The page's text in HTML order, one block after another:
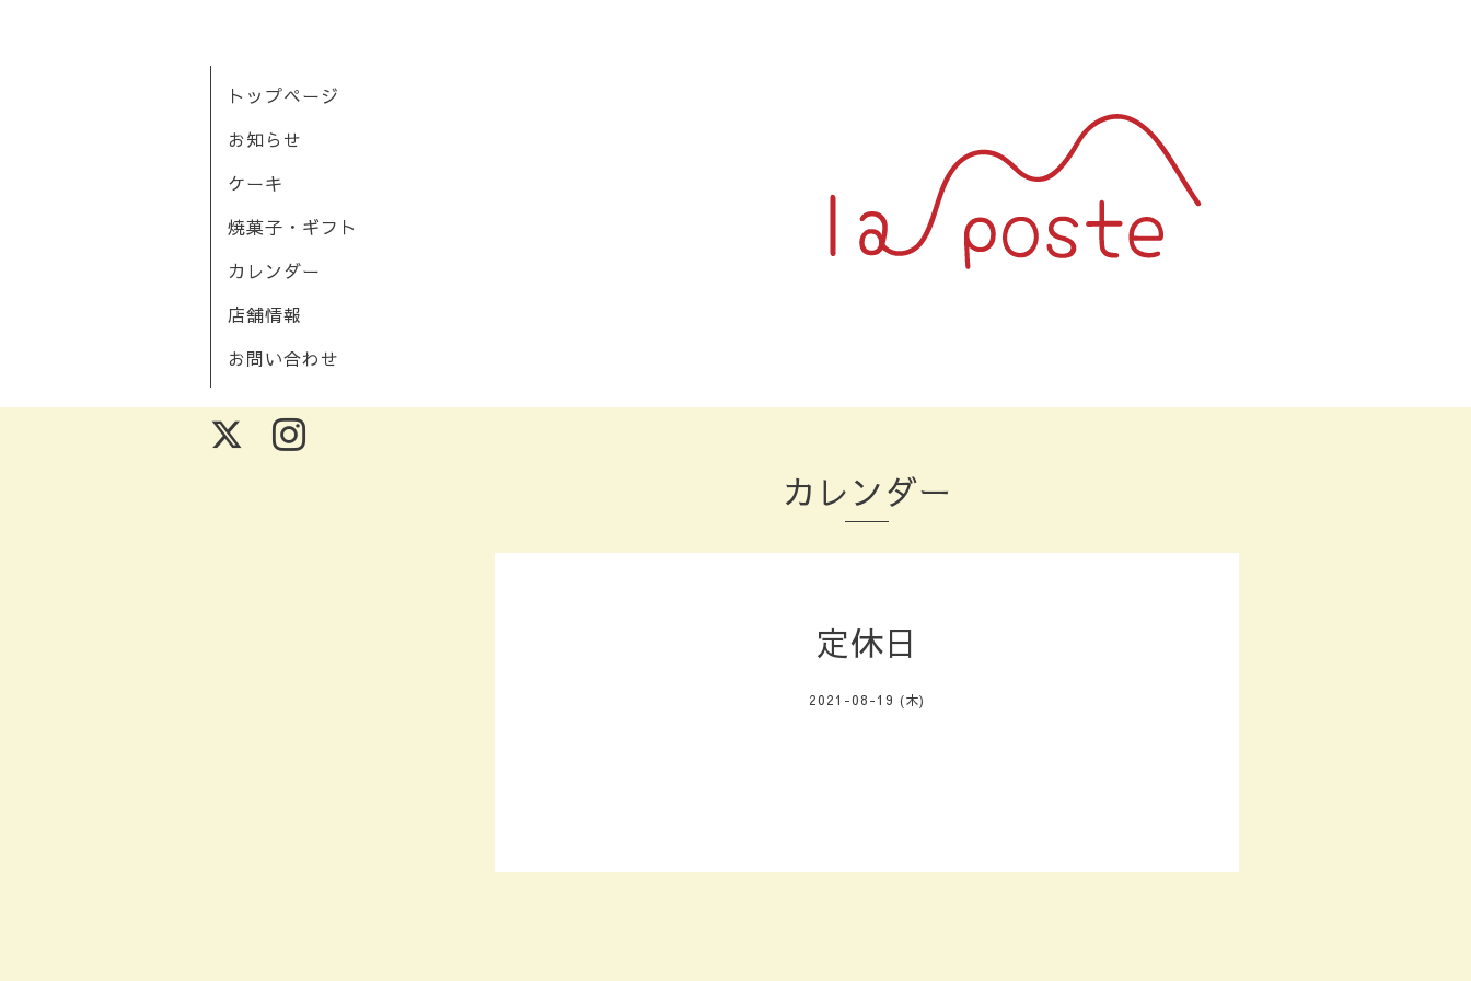
トップページ
お知らせ
ケーキ
焼菓子・ギフト
カレンダー
店舗情報
お問い合わせ
カレンダー
定休日
2021-08-19 (木)